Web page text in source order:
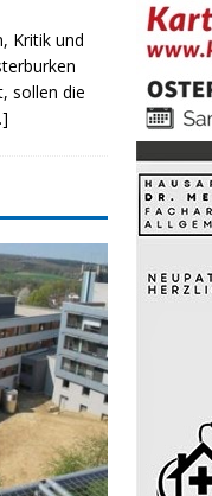
Kritik und
sollen die